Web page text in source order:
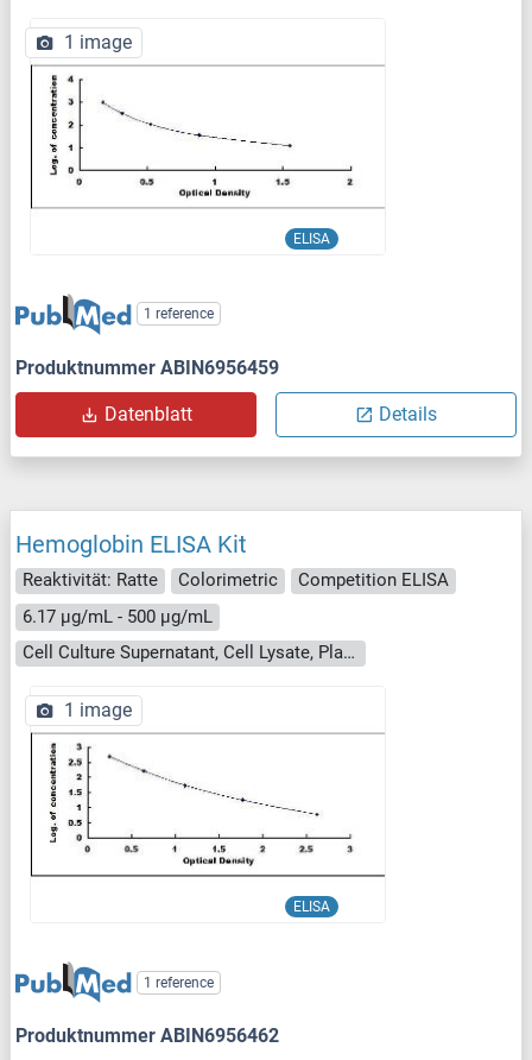
ELISA
1 image
1 reference
Produktnummer ABIN6956459
Datenblatt Details
Hemoglobin ELISA Kit
Reaktivität: Ratte Colorimetric
Competition ELISA
6.17 μg/mL - 500 μg/mL
Cell Culture Supernatant, Cell Lysate, Plasma, Serum, Tissue Homogenate
ELISA
1 image
1 reference
Produktnummer ABIN6956462